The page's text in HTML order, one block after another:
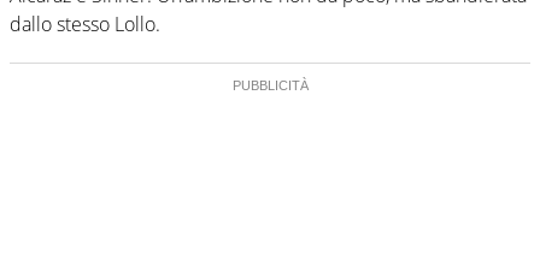
dallo stesso Lollo.